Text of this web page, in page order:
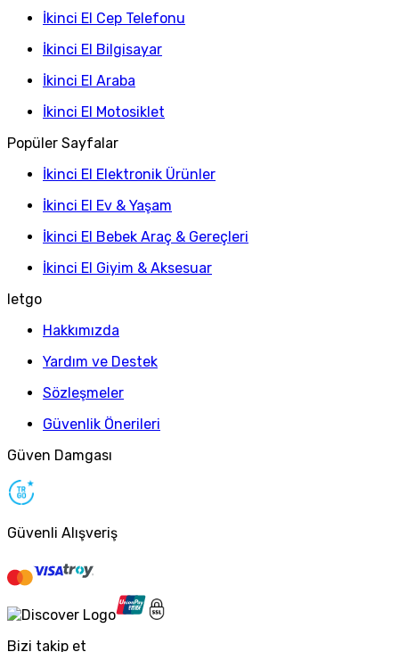
İkinci El Cep Telefonu
İkinci El Bilgisayar
İkinci El Araba
İkinci El Motosiklet
Popüler Sayfalar
İkinci El Elektronik Ürünler
İkinci El Ev & Yaşam
İkinci El Bebek Araç & Gereçleri
İkinci El Giyim & Aksesuar
letgo
Hakkımızda
Yardım ve Destek
Sözleşmeler
Güvenlik Önerileri
Güven Damgası
Güvenli Alışveriş
Bizi takip et